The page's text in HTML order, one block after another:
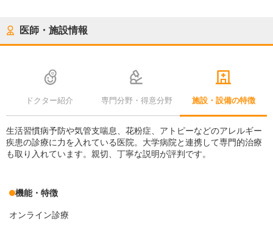
医師・施設情報
ドクター紹介 専門分野・得意分野 施設・設備の特徴
生活習慣病予防や気管支喘息、花粉症、アトピーなどのアレルギー
疾患の診療に力を入れている医院。大学病院と連携して専門的治療
も取り入れています。親切、丁寧な説明が評判です。
機能・特徴
オンライン診療